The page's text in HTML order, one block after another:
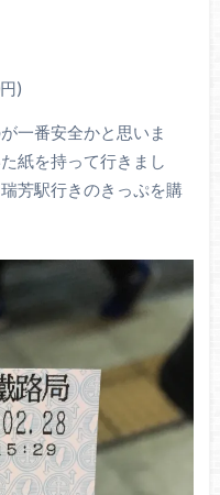
)
一番安全かと思いま
紙を持って行きまし
芳駅行きのきっぷを購